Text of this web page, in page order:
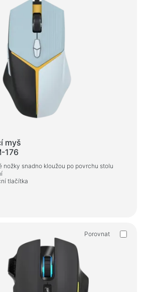
myš
176
nožky snadno kloužou po povrchu stolu
tlačítka
Porovnat